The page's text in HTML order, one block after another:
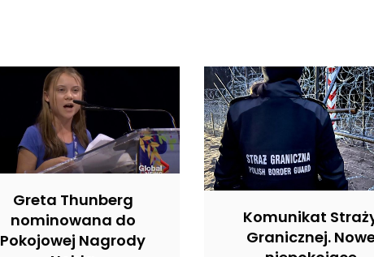
Greta Thunberg
nominowana do
Pokojowej Nagrody
Komunikat
Granicznej.